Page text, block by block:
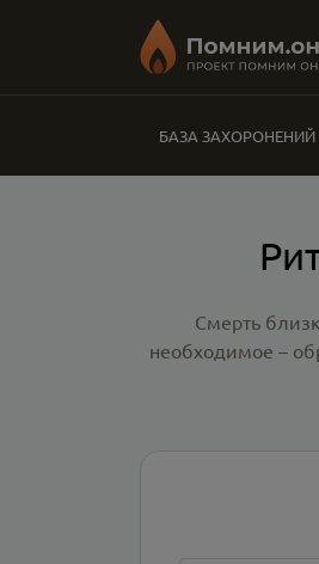
БАЗА ЗАХОРОНЕНИЙ
Смерть
необходимое –